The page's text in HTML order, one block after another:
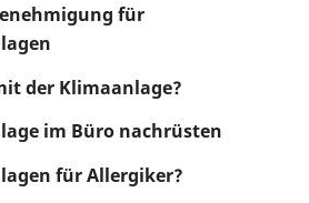
für
der Klimaanlage?
im Büro nachrüsten
für Allergiker?